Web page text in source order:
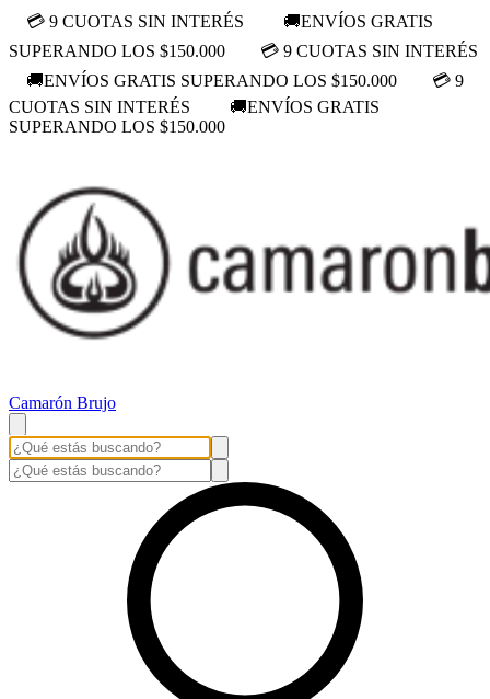
💳 9 CUOTAS SIN INTERÉS
🚚ENVÍOS GRATIS
SUPERANDO LOS $150.000
💳 9 CUOTAS SIN INTERÉS
🚚ENVÍOS GRATIS SUPERANDO LOS $150.000
💳 9
CUOTAS SIN INTERÉS
🚚ENVÍOS GRATIS
SUPERANDO LOS $150.000
Camarón Brujo